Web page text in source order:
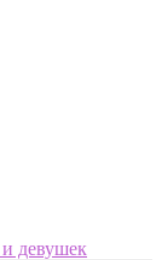
девушек